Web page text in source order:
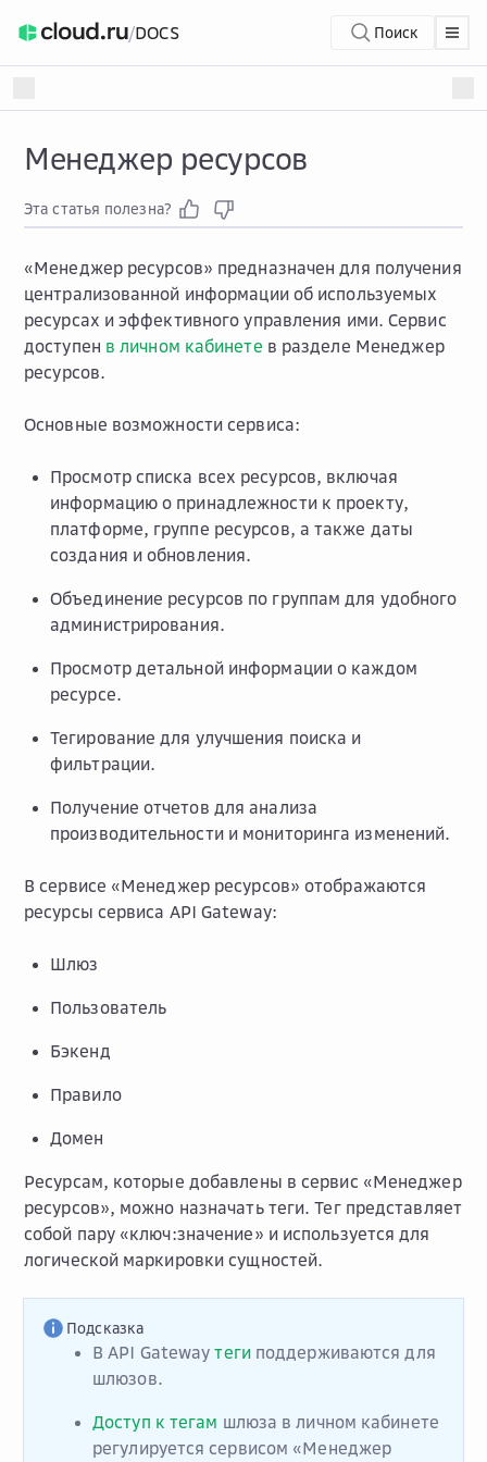
/DOCS Поиск
Менеджер ресурсов
Эта статья полезна?
«Менеджер ресурсов» предназначен для получения
централизованной информации об используемых
ресурсах и эффективного управления ими. Сервис
доступен в личном кабинете в разделе Менеджер
ресурсов.
Основные возможности сервиса:
Просмотр списка всех ресурсов, включая
информацию о принадлежности к проекту,
платформе, группе ресурсов, а также даты
создания и обновления.
Объединение ресурсов по группам для удобного
администрирования.
Просмотр детальной информации о каждом
ресурсе.
Тегирование для улучшения поиска и
фильтрации.
Получение отчетов для анализа
производительности и мониторинга изменений.
В сервисе «Менеджер ресурсов» отображаются
ресурсы сервиса API Gateway:
Шлюз
Пользователь
Бэкенд
Правило
Домен
Ресурсам, которые добавлены в сервис «Менеджер
ресурсов», можно назначать теги. Тег представляет
собой пару «ключ:значение» и используется для
логической маркировки сущностей.
Подсказка
В API Gatewayтегиподдерживаются для
шлюзов.
Доступ к тегам шлюза в личном кабинете
регулируется сервисом «Менеджер